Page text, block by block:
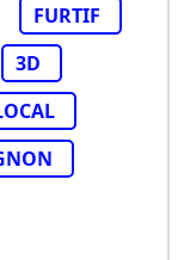
FURTIF
3D